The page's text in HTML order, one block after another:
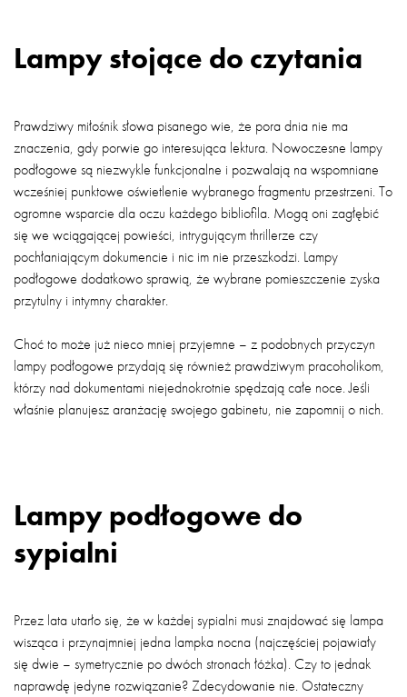
Lampy stojące do czytania
Prawdziwy miłośnik słowa pisanego wie, że pora dnia nie ma
znaczenia, gdy porwie go interesująca lektura. Nowoczesne lampy
podłogowe są niezwykle funkcjonalne i pozwalają na wspomniane
wcześniej punktowe oświetlenie wybranego fragmentu przestrzeni. To
ogromne wsparcie dla oczu każdego bibliofila. Mogą oni zagłębić
się we wciągającej powieści, intrygującym thrillerze czy
pochłaniającym dokumencie i nic im nie przeszkodzi. Lampy
podłogowe dodatkowo sprawią, że wybrane pomieszczenie zyska
przytulny i intymny charakter.
Choć to może już nieco mniej przyjemne – z podobnych przyczyn
lampy podłogowe przydają się również prawdziwym pracoholikom,
którzy nad dokumentami niejednokrotnie spędzają całe noce. Jeśli
właśnie planujesz aranżację swojego gabinetu, nie zapomnij o nich.
Lampy podłogowe do
sypialni
Przez lata utarło się, że w każdej sypialni musi znajdować się lampa
wisząca i przynajmniej jedna lampka nocna (najczęściej pojawiały
się dwie – symetrycznie po dwóch stronach łóżka). Czy to jednak
naprawdę jedyne rozwiązanie? Zdecydowanie nie. Ostateczny